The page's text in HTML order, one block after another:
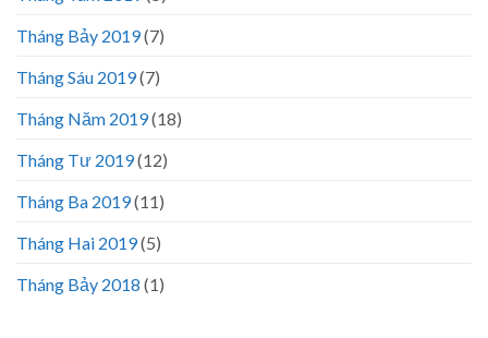
Tháng Bảy 2019(7)
Tháng Sáu 2019(7)
Tháng Năm 2019(18)
Tháng Tư 2019(12)
Tháng Ba 2019(11)
Tháng Hai 2019(5)
Tháng Bảy 2018 (1)